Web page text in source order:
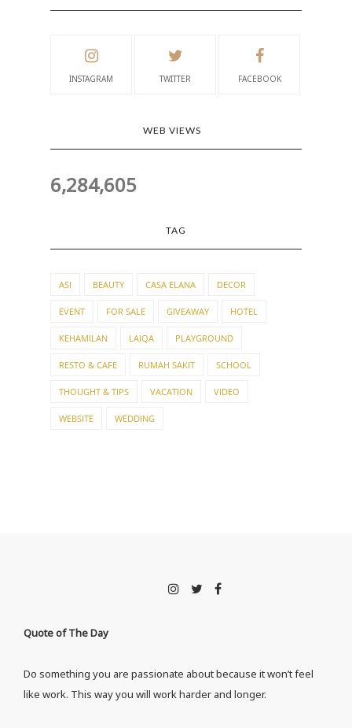
INSTAGRAM TWITTER FACEBOOK
WEB VIEWS
6,284,605
TAG
ASI BEAUTY CASA ELANA DECOR
EVENT FOR SALE GIVEAWAY HOTEL
KEHAMILAN LAIQA PLAYGROUND
RESTO & CAFE RUMAH SAKIT SCHOOL
THOUGHT & TIPS VACATION VIDEO
WEBSITE WEDDING
Quote of The Day
Do something you are passionate about because it won’t feel
like work. This way you will work harder and longer.